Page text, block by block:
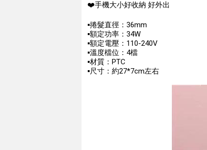
❤️手機大小好收納 好外出
▪️捲髮直徑：36mm
▪️額定功率：34W
▪️額定電壓：110-240V
▪️溫度檔位：4檔
▪️材質：PTC
▪️尺寸：約27*7cm左右